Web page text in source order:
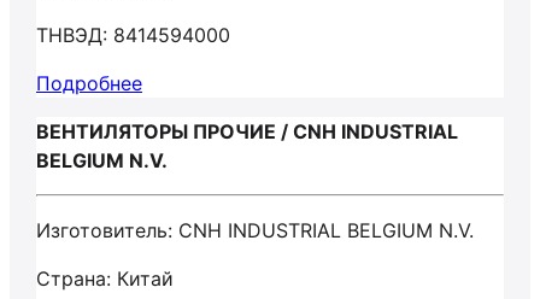
ТНВЭД: 8414594000
Подробнее
ВЕНТИЛЯТОРЫ ПРОЧИЕ / CNH INDUSTRIAL
BELGIUM N.V.
Изготовитель: CNH INDUSTRIAL BELGIUM N.V.
Страна: Китай